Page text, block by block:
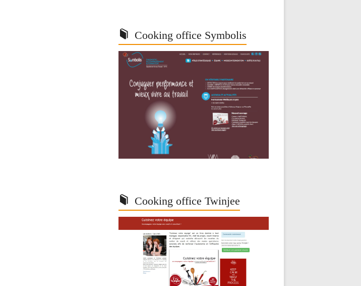
Cooking office Symbolis
Cooking office Twinjee